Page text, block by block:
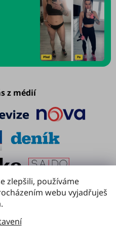
zlepšili, používáme
webu vyjadřuješ
z médií